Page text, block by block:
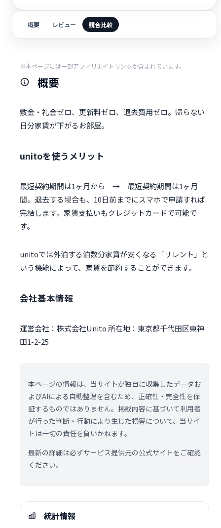
概要 レビュー 競合比較
※本ページには一部アフィリエイトリンクが含まれています。
概要
敷金・礼金ゼロ、更新料ゼロ、退去費用ゼロ。帰らない
日分家賃が下がるお部屋。
unitoを使うメリット
最短契約期間は1ヶ月から → 最短契約期間は1ヶ月
間。退去する場合も、10日前までにスマホで申請すれば
完結します。家賃支払いもクレジットカードで可能で
す。
unitoでは外泊する泊数分家賃が安くなる「リレント」と
いう機能によって、家賃を節約することができます。
会社基本情報
運営会社：株式会社Unito 所在地：東京都千代田区東神
田1-2-25
本ページの情報は、当サイトが独自に収集したデータお
よびAIによる自動整理を含むため、正確性・完全性を保
証するものではありません。掲載内容に基づいて利用者
が行った判断・行動により生じた損害について、当サイ
トは一切の責任を負いかねます。
最新の詳細は必ずサービス提供元の公式サイトをご確認
ください。
統計情報